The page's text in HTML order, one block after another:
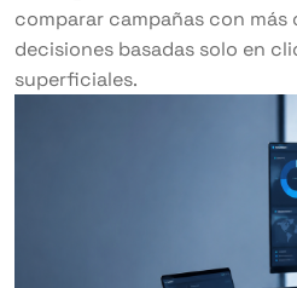
comparar campañas con
decisiones basadas solo en
superficiales.